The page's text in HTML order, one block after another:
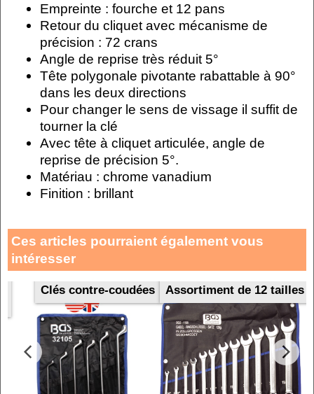
Empreinte : fourche et 12 pans
Retour du cliquet avec mécanisme de
précision : 72 crans
Angle de reprise très réduit 5°
Tête polygonale pivotante rabattable à 90°
dans les deux directions
Pour changer le sens de vissage il suffit de
tourner la clé
Avec tête à cliquet articulée, angle de
reprise de précision 5°.
Matériau : chrome vanadium
Finition : brillant
Ces articles pourraient également vous
intéresser
Clés contre-coudées Assortiment de 12 tailles